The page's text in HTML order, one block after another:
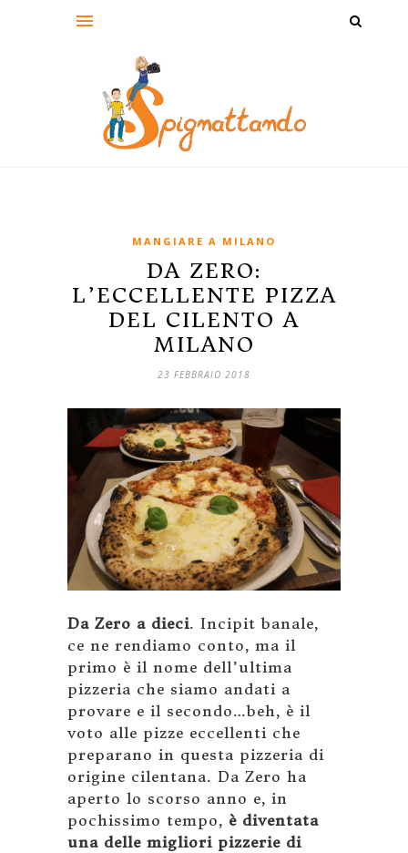
MANGIARE A MILANO
DA ZERO:
L’ECCELLENTE PIZZA
DEL CILENTO A
MILANO
23 FEBBRAIO 2018
Da Zero a dieci. Incipit banale,
ce ne rendiamo conto, ma il
primo è il nome dell’ultima
pizzeria che siamo andati a
provare e il secondo…beh, è il
voto alle pizze eccellenti che
preparano in questa pizzeria di
origine cilentana. Da Zero ha
aperto lo scorso anno e, in
pochissimo tempo, è diventata
una delle migliori pizzerie di